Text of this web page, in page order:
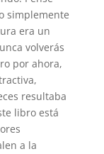
simplemente
era un
volverás
por ahora,
resultaba
libro está
a la